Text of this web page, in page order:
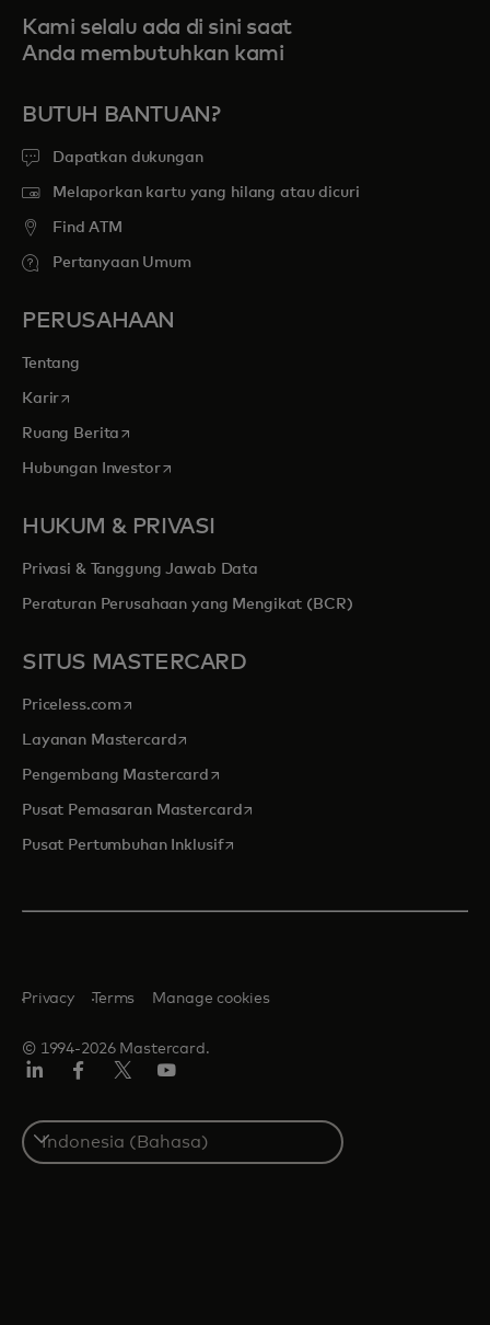
Kami selalu ada di sini saat
Anda membutuhkan kami
BUTUH BANTUAN?
Dapatkan dukungan
Melaporkan kartu yang hilang atau dicuri
Find ATM
Pertanyaan Umum
PERUSAHAAN
Tentang
Kariropens in a new tab
Ruang Berita opens in a new tab
Hubungan Investoropens in a new tab
HUKUM & PRIVASI
Privasi & Tanggung Jawab Data
Peraturan Perusahaan yang Mengikat (BCR)
SITUS MASTERCARD
Priceless.com opens in a new tab
Layanan Mastercardopens in a new tab
Pengembang Mastercard opens in a new tab
Pusat Pemasaran Mastercardopens in a new tab
Pusat Pertumbuhan Inklusifopens in a new tab
© 1994-2026 Mastercard.
Privacy Terms Manage cookies
Select
a
country